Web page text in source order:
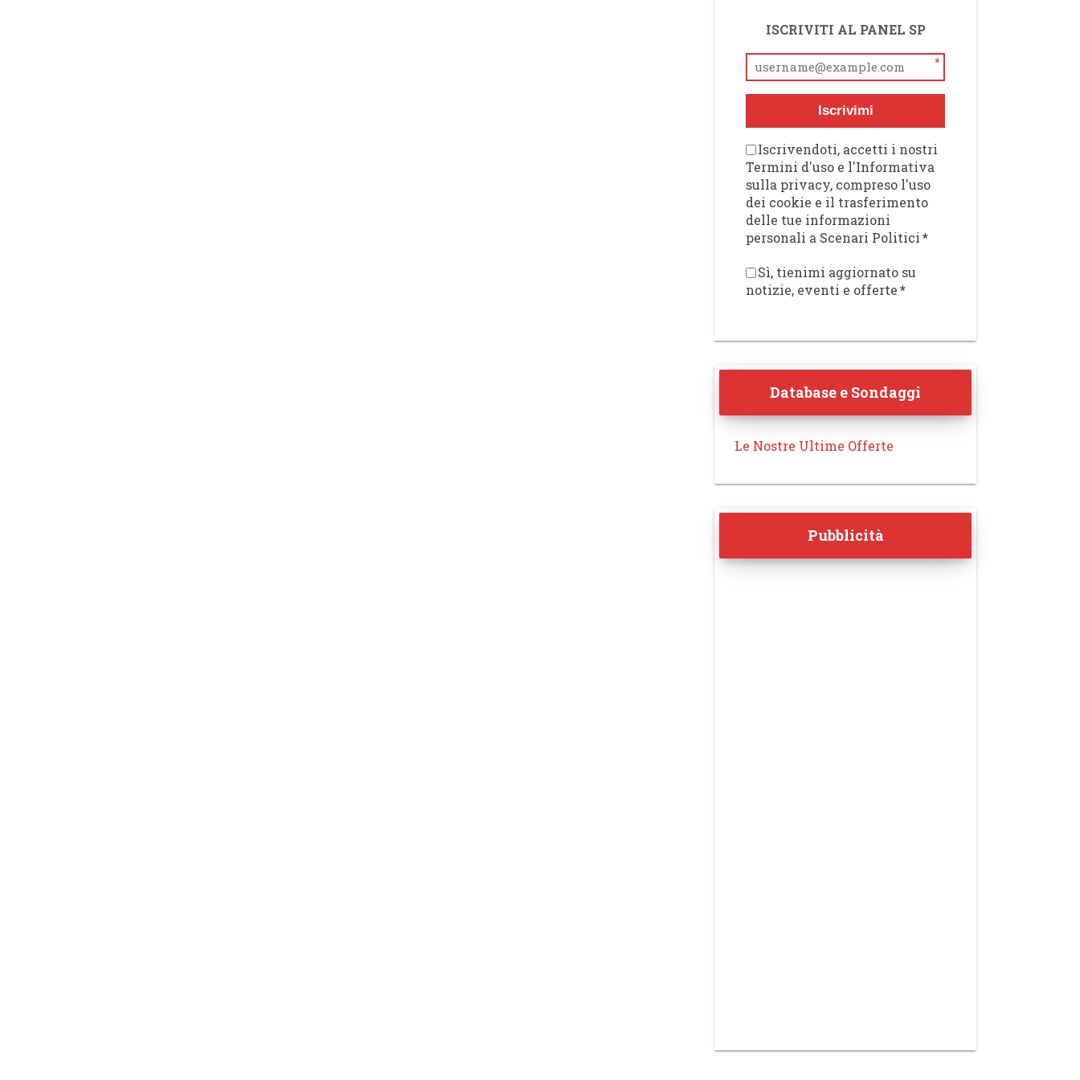
ISCRIVITI AL PANEL SP
*
Iscrivimi
Iscrivendoti, accetti i nostri
Termini d'uso e l'Informativa
sulla privacy, compreso l'uso
dei cookie e il trasferimento
delle tue informazioni
personali a Scenari Politici *
Sì, tienimi aggiornato su
notizie, eventi e offerte *
Database e Sondaggi
Le Nostre Ultime Offerte
Pubblicità